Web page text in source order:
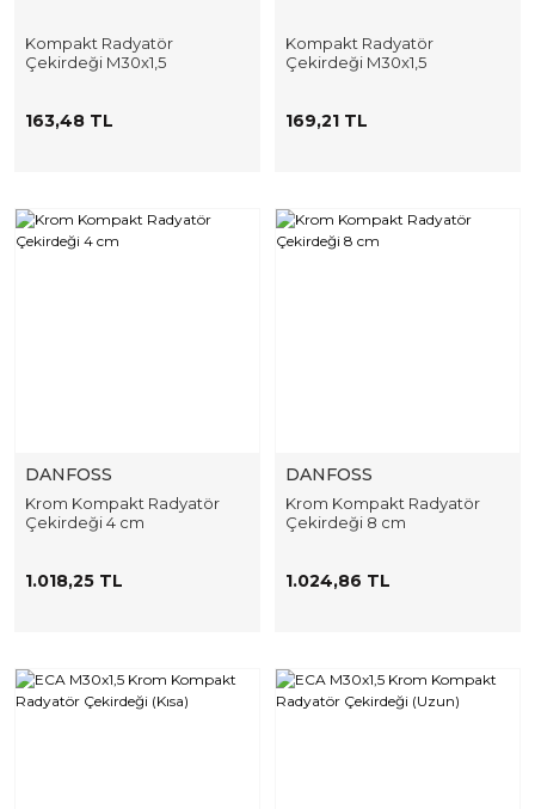
Kompakt Radyatör
Çekirdeği M30x1,5
163,48 TL
Kompakt Radyatör
Çekirdeği M30x1,5
169,21 TL
DANFOSS
Krom Kompakt Radyatör
Çekirdeği 4 cm
1.018,25 TL
DANFOSS
Krom Kompakt Radyatör
Çekirdeği 8 cm
1.024,86 TL